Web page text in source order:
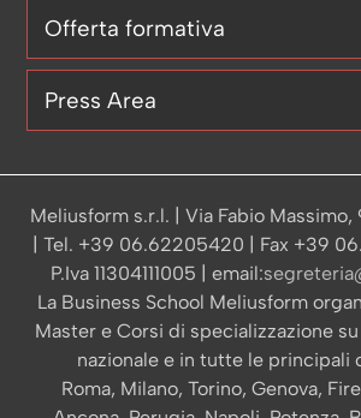
Offerta formativa
Press Area
Meliusform s.r.l. | Via Fabio
| Tel. +39 06.62205420 | Fax +39
P.Iva 11304111005 | email:
La Business School Meliusform
Master e Corsi di specializzazione
nazionale e in tutte le principali
Roma, Milano, Torino, Genova,